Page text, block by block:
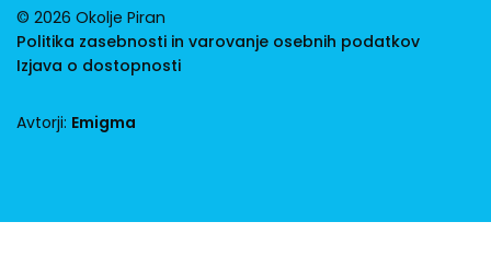
© 2026 Okolje Piran
Politika zasebnosti in varovanje osebnih podatkov
Izjava o dostopnosti
Avtorji: Emigma